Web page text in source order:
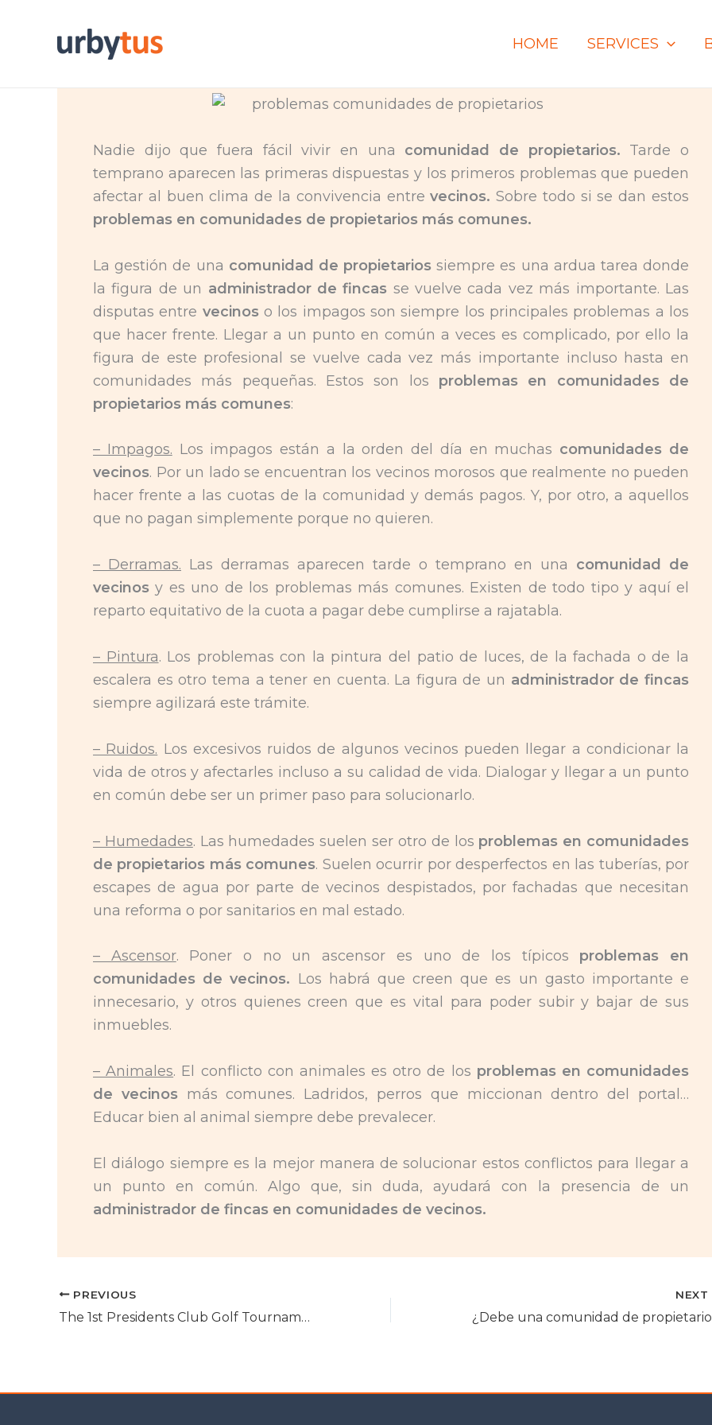
HOME SERVICES
Nadie dijo que fuera fácil vivir en una comunidad de propietarios. Tarde o
temprano aparecen las primeras dispuestas y los primeros problemas que pueden
afectar al buen clima de la convivencia entrevecinos. Sobre todo si se dan estos
problemas en comunidades de propietarios más comunes.
La gestión de una comunidad de propietarios siempre es una ardua tarea donde
la figura de un administrador de fincas se vuelve cada vez más importante. Las
disputas entre vecinoso los impagos son siempre los principales problemas a los
que hacer frente. Llegar a un punto en común a veces es complicado, por ello la
figura de este profesional se vuelve cada vez más importante incluso hasta en
comunidades más pequeñas. Estos son los problemas en comunidades de
propietarios más comunes:
– Impagos. Los impagos están a la orden del día en muchas comunidades de
vecinos. Por un lado se encuentran los vecinos morosos que realmente no pueden
hacer frente a las cuotas de la comunidad y demás pagos. Y, por otro, a aquellos
que no pagan simplemente porque no quieren.
– Derramas. Las derramas aparecen tarde o temprano en una comunidad de
vecinos y es uno de los problemas más comunes. Existen de todo tipo y aquí el
reparto equitativo de la cuota a pagar debe cumplirse a rajatabla.
– Pintura. Los problemas con la pintura del patio de luces, de la fachada o de la
escalera es otro tema a tener en cuenta. La figura de un administrador de fincas
siempre agilizará este trámite.
– Ruidos. Los excesivos ruidos de algunos vecinos pueden llegar a condicionar la
vida de otros y afectarles incluso a su calidad de vida. Dialogar y llegar a un punto
en común debe ser un primer paso para solucionarlo.
– Humedades. Las humedades suelen ser otro de los problemas en comunidades
de propietarios más comunes. Suelen ocurrir por desperfectos en las tuberías, por
escapes de agua por parte de vecinos despistados, por fachadas que necesitan
una reforma o por sanitarios en mal estado.
– Ascensor. Poner o no un ascensor es uno de los típicos problemas en
comunidades de vecinos. Los habrá que creen que es un gasto importante e
innecesario, y otros quienes creen que es vital para poder subir y bajar de sus
inmuebles.
– Animales. El conflicto con animales es otro de los problemas en comunidades
de vecinosmás comunes. Ladridos, perros que miccionan dentro del portal…
Educar bien al animal siempre debe prevalecer.
El diálogo siempre es la mejor manera de solucionar estos conflictos para llegar a
un punto en común. Algo que, sin duda, ayudará con la presencia de un
administrador de fincas en comunidades de vecinos.
PREVIOUS
The 1st Presidents Club Golf Tournament in aid of Cudeca
NEXT